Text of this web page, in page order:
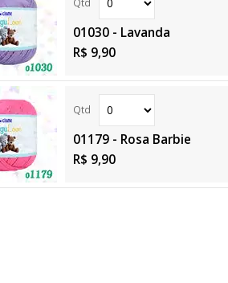
01030 - Lavanda
R$ 9,90
01179 - Rosa Barbie
R$ 9,90